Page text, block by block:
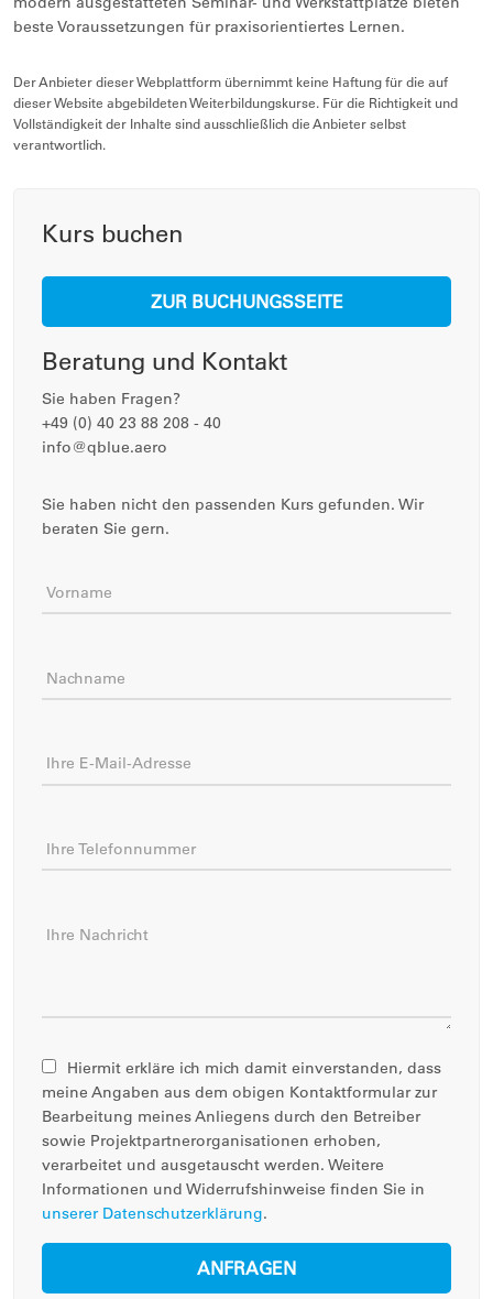
beste Voraussetzungen für praxisorientiertes Lernen.
Der Anbieter dieser Webplattform übernimmt keine Haftung für die auf
dieser Website abgebildeten Weiterbildungskurse. Für die Richtigkeit und
Vollständigkeit der Inhalte sind ausschließlich die Anbieter selbst
verantwortlich.
Kurs buchen
ZUR BUCHUNGSSEITE
Beratung und Kontakt
Sie haben Fragen?
+49 (0) 40 23 88 208 - 40
info@qblue.aero
Sie haben nicht den passenden Kurs gefunden. Wir
beraten Sie gern.
Vorname
Nachname
Ihre E-Mail-Adresse
Ihre Telefonnummer
Ihre Nachricht
Hiermit erkläre ich mich damit einverstanden, dass
meine Angaben aus dem obigen Kontaktformular zur
Bearbeitung meines Anliegens durch den Betreiber
sowie Projektpartnerorganisationen erhoben,
verarbeitet und ausgetauscht werden. Weitere
Informationen und Widerrufshinweise finden Sie in
unserer Datenschutzerklärung.
ANFRAGEN